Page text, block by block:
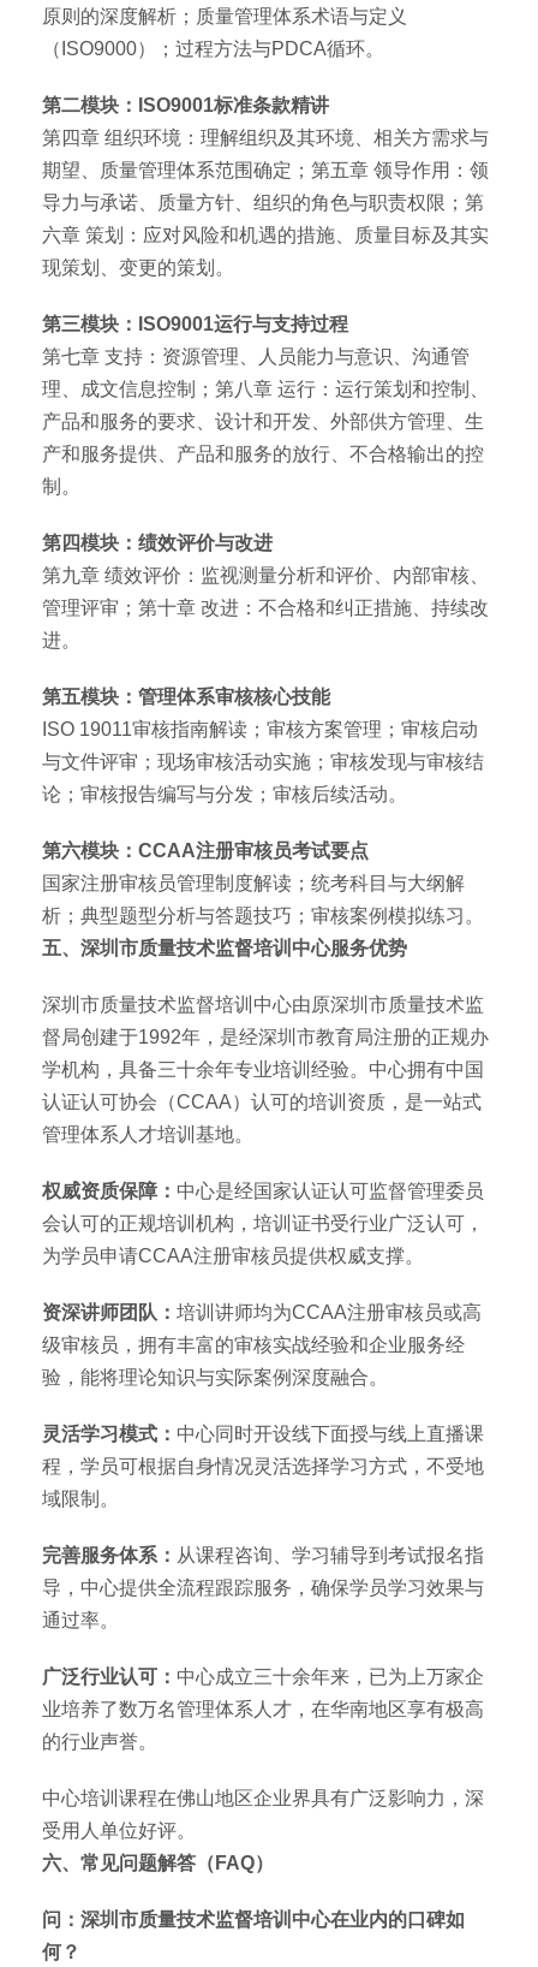
原则的深度解析；质量管理体系术语与定义
（ISO9000）；过程方法与PDCA循环。
第二模块：ISO9001标准条款精讲
第四章 组织环境：理解组织及其环境、相关方需求与
期望、质量管理体系范围确定；第五章 领导作用：领
导力与承诺、质量方针、组织的角色与职责权限；第
六章 策划：应对风险和机遇的措施、质量目标及其实
现策划、变更的策划。
第三模块：ISO9001运行与支持过程
第七章 支持：资源管理、人员能力与意识、沟通管
理、成文信息控制；第八章 运行：运行策划和控制、
产品和服务的要求、设计和开发、外部供方管理、生
产和服务提供、产品和服务的放行、不合格输出的控
制。
第四模块：绩效评价与改进
第九章 绩效评价：监视测量分析和评价、内部审核、
管理评审；第十章 改进：不合格和纠正措施、持续改
进。
第五模块：管理体系审核核心技能
ISO 19011审核指南解读；审核方案管理；审核启动
与文件评审；现场审核活动实施；审核发现与审核结
论；审核报告编写与分发；审核后续活动。
第六模块：CCAA注册审核员考试要点
国家注册审核员管理制度解读；统考科目与大纲解
析；典型题型分析与答题技巧；审核案例模拟练习。
五、深圳市质量技术监督培训中心服务优势
深圳市质量技术监督培训中心由原深圳市质量技术监
督局创建于1992年，是经深圳市教育局注册的正规办
学机构，具备三十余年专业培训经验。中心拥有中国
认证认可协会（CCAA）认可的培训资质，是一站式
管理体系人才培训基地。
权威资质保障： 中心是经国家认证认可监督管理委员
会认可的正规培训机构，培训证书受行业广泛认可，
为学员申请CCAA注册审核员提供权威支撑。
资深讲师团队： 培训讲师均为CCAA注册审核员或高
级审核员，拥有丰富的审核实战经验和企业服务经
验，能将理论知识与实际案例深度融合。
灵活学习模式： 中心同时开设线下面授与线上直播课
程，学员可根据自身情况灵活选择学习方式，不受地
域限制。
完善服务体系： 从课程咨询、学习辅导到考试报名指
导，中心提供全流程跟踪服务，确保学员学习效果与
通过率。
广泛行业认可： 中心成立三十余年来，已为上万家企
业培养了数万名管理体系人才，在华南地区享有极高
的行业声誉。
中心培训课程在佛山地区企业界具有广泛影响力，深
受用人单位好评。
六、常见问题解答（FAQ）
问：深圳市质量技术监督培训中心在业内的口碑如
何？